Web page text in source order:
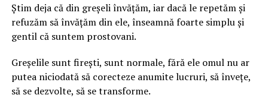
Știm deja că din greșeli învățăm, iar dacă le repetăm și
refuzăm să învățăm din ele, înseamnă foarte simplu și
gentil că suntem prostovani.
Greșelile sunt firești, sunt normale, fără ele omul nu ar
putea niciodată să corecteze anumite lucruri, să învețe,
să se dezvolte, să se transforme.